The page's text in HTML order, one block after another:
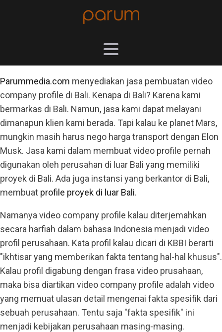
Parummedia.com menyediakan jasa pembuatan video
company profile di Bali. Kenapa di Bali? Karena kami
bermarkas di Bali. Namun, jasa kami dapat melayani
dimanapun klien kami berada. Tapi kalau ke planet Mars,
mungkin masih harus nego harga transport dengan Elon
Musk. Jasa kami dalam membuat video profile pernah
digunakan oleh perusahan di luar Bali yang memiliki
proyek di Bali. Ada juga instansi yang berkantor di Bali,
membuat profile proyek di luar Bali.
Namanya video company profile kalau diterjemahkan
secara harfiah dalam bahasa Indonesia menjadi video
profil perusahaan. Kata profil kalau dicari di KBBI berarti
"ikhtisar yang memberikan fakta tentang hal-hal khusus".
Kalau profil digabung dengan frasa video prusahaan,
maka bisa diartikan video company profile adalah video
yang memuat ulasan detail mengenai fakta spesifik dari
sebuah perusahaan. Tentu saja "fakta spesifik" ini
menjadi kebijakan perusahaan masing-masing.